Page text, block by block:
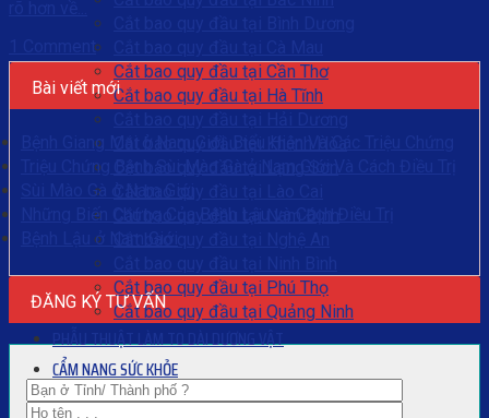
Cắt bao quy đầu tại Cần Thơ
Cắt bao quy đầu tại Hà Tĩnh
Cắt bao quy đầu tại Phú Thọ
Cắt bao quy đầu tại Quảng Ninh
PHẪU THUẬT LÀM TO DÀI DƯƠNG VẬT
CẨM NANG SỨC KHỎE
Liên hệ
1 Comment
Bài viết mới
Bệnh Giang Mai ở Nam Giới. Biểu Hiện Và Các Triệu Chứng
Triệu Chứng Bệnh Sùi Mào Gà ở Nam Giới Và Cách Điều Trị
Sùi Mào Gà ở Nam Giới
Những Biến Chứng Của Bệnh Lậu và Cách Điều Trị
Bệnh Lậu ở Nam Giới
ĐĂNG KÝ TƯ VẤN